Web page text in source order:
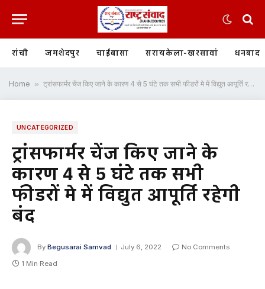
रांची जमशेदपुर चाईबासा सरायकेला-खरसावां धनबाद
Home » ट्रांसफार्मर चेंज किए जाने के कारण 4 से 5 घंटे तक सभी फीडरों मे में विद्युत आपूर्ति रहेगी बंद
UNCATEGORIZED
ट्रांसफार्मर चेंज किए जाने के
कारण 4 से 5 घंटे तक सभी
फीडरों मे में विद्युत आपूर्ति रहेगी
बंद
By Begusarai Samvad July 6, 2022
No Comments
1 Min Read